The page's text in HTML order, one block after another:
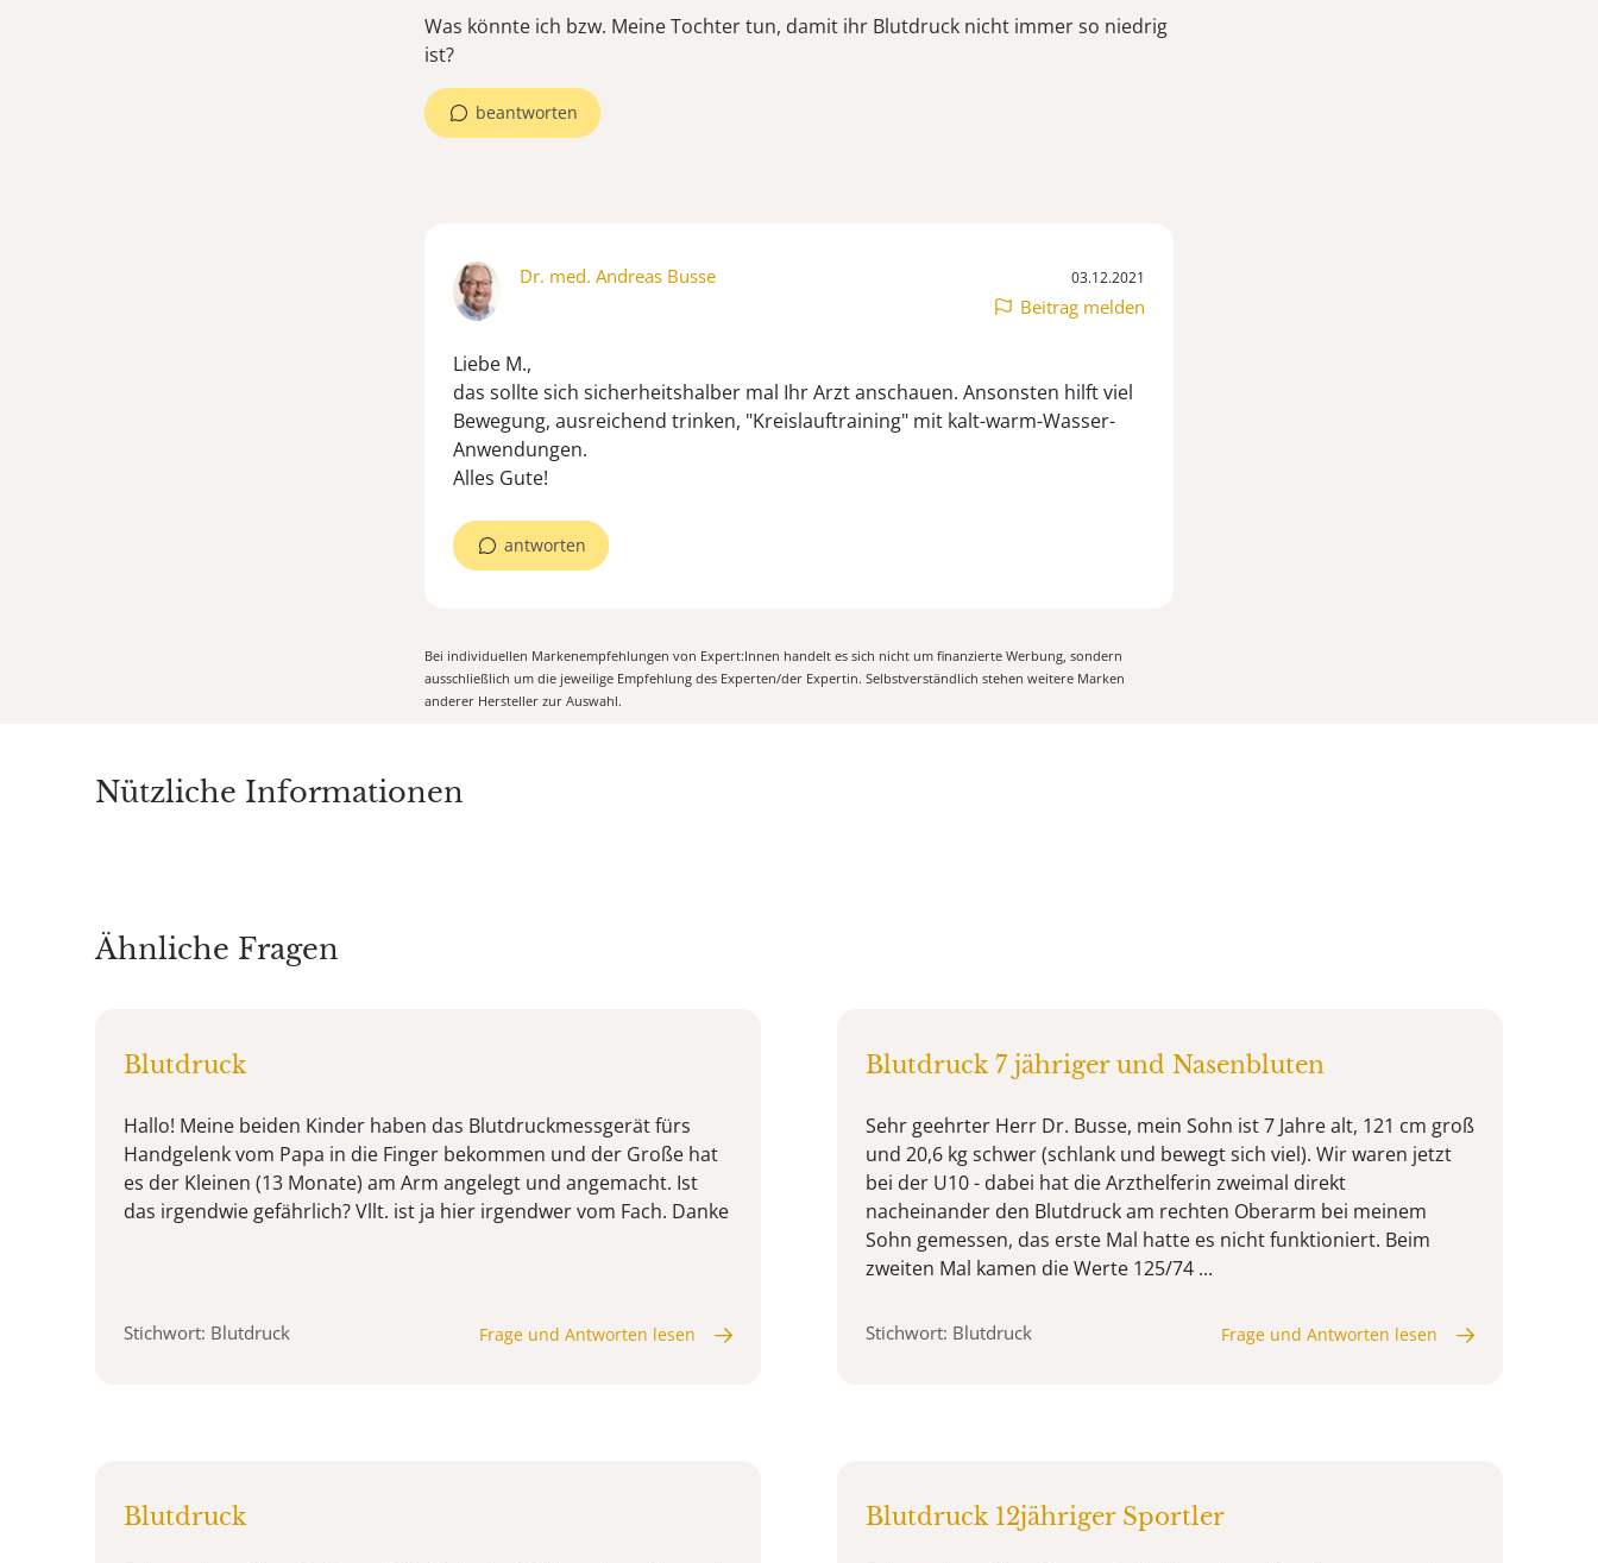
Was könnte ich bzw. Meine Tochter tun, damit ihr Blutdruck nicht immer so niedrig
ist?
beantworten
Dr. med. Andreas Busse 03.12.2021
Beitrag melden
Liebe M.,
das sollte sich sicherheitshalber mal Ihr Arzt anschauen. Ansonsten hilft viel
Bewegung, ausreichend trinken, "Kreislauftraining" mit kalt-warm-Wasser-
Anwendungen.
Alles Gute!
antworten
Bei individuellen Markenempfehlungen von Expert:Innen handelt es sich nicht um finanzierte Werbung, sondern
ausschließlich um die jeweilige Empfehlung des Experten/der Expertin. Selbstverständlich stehen weitere Marken
anderer Hersteller zur Auswahl.
Nützliche Informationen
Ähnliche Fragen
Blutdruck
Hallo! Meine beiden Kinder haben das Blutdruckmessgerät fürs
Handgelenk vom Papa in die Finger bekommen und der Große hat
es der Kleinen (13 Monate) am Arm angelegt und angemacht. Ist
das irgendwie gefährlich? Vllt. ist ja hier irgendwer vom Fach. Danke
Stichwort: Blutdruck Frage und Antworten lesen
Blutdruck 7 jähriger und Nasenbluten
Sehr geehrter Herr Dr. Busse, mein Sohn ist 7 Jahre alt, 121 cm groß
und 20,6 kg schwer (schlank und bewegt sich viel). Wir waren jetzt
bei der U10 - dabei hat die Arzthelferin zweimal direkt
nacheinander den Blutdruck am rechten Oberarm bei meinem
Sohn gemessen, das erste Mal hatte es nicht funktioniert. Beim
zweiten Mal kamen die Werte 125/74 ...
Stichwort: Blutdruck Frage und Antworten lesen
Blutdruck Blutdruck 12jähriger Sportler